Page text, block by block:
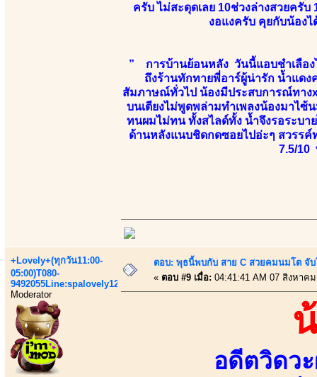
ครับ ไม่สะดุดเลย 10ช่วงล่างสวยครับ
งอแงครับ คุยกับน้อง
” การบ้านย้อนหลัง วันนี้แอบชำเลือ
ถึงร้านทักทายพี่อาร์ผู้น่ารัก น้ำแดง
สัมภาษณ์ทั่วไป น้องมีประสบการณ์ทาง
บนเตียงไม่พูดพล่ามทำเพลงน้องมาไซ้
ทนผมไม่ทน ทั้งสไลด์ทั้ง น้ำจึงรอระบา
ด้านหลังแนบชิดกดซอยไปอ่ะๆ สวรร
7.5/10
+Lovely+(ทุกวัน11:00-
05:00)T080-
9492055Line:spalovely123
Moderator
ตอบ: พุธนี้พบกับ สาย C สวยคมนมโต จั
« ตอบ #9 เมื่อ: 04:41:41 AM 07 สิงหาค
อดีตวิดว